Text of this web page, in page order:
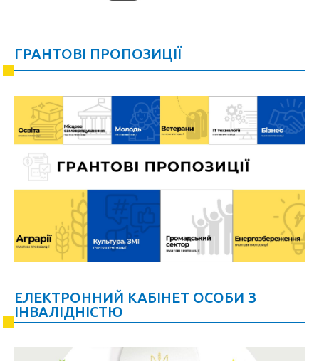
ГРАНТОВІ ПРОПОЗИЦІЇ
ЕЛЕКТРОННИЙ КАБІНЕТ ОСОБИ З
ІНВАЛІДНІСТЮ